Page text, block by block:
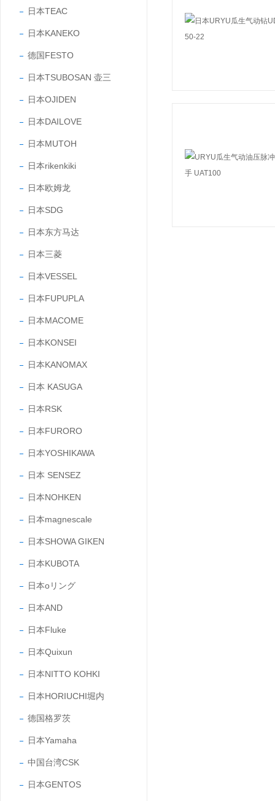
日本TEAC
日本KANEKO
德国FESTO
日本TSUBOSAN 壶三
日本OJIDEN
日本DAILOVE
日本MUTOH
日本rikenkiki
日本欧姆龙
日本SDG
日本东方马达
日本三菱
日本VESSEL
日本FUPUPLA
日本MACOME
日本KONSEI
日本KANOMAX
日本 KASUGA
日本RSK
日本FURORO
日本YOSHIKAWA
日本 SENSEZ
日本NOHKEN
日本magnescale
日本SHOWA GIKEN
日本KUBOTA
日本oリング
日本AND
日本Fluke
日本Quixun
日本NITTO KOHKI
日本HORIUCHI堀内
德国格罗茨
日本Yamaha
中国台湾CSK
日本GENTOS